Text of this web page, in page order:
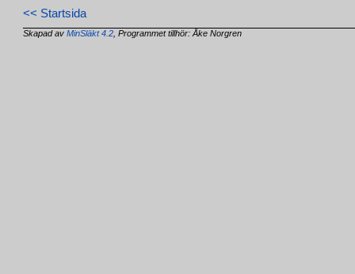
<< Startsida
Skapad avMinSläkt 4.2 , Programmet tillhör: Åke Norgren